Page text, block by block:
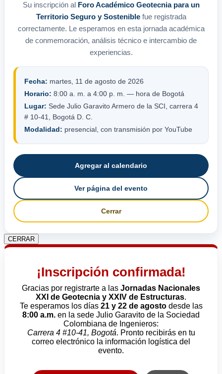
Su inscripción al Foro Académico Geotecnia para un
Territorio Seguro y Sosteniblefue registrada
correctamente. Le esperamos en esta jornada académica
de conmemoración, análisis técnico e intercambio de
experiencias.
Fecha: martes, 11 de agosto de 2026
Horario: 8:00 a. m. a 4:00 p. m. — hora de Bogotá
Lugar: Sede Julio Garavito Armero de la SCI, carrera 4
# 10-41, Bogotá D. C.
Modalidad: presencial, con transmisión por YouTube
Agregar al calendario
Ver página del evento
Cerrar
CERRAR
¡Inscripción confirmada!
Gracias por registrarte a las Jornadas Nacionales
XXI de Geotecnia y XXIV de Estructuras.
Te esperamos los días 21 y 22 de agostodesde las
8:00 a.m. en la sede Julio Garavito de la Sociedad
Colombiana de Ingenieros:
Carrera 4 #10-41, Bogotá. Pronto recibirás en tu
correo electrónico la información logística del
evento.